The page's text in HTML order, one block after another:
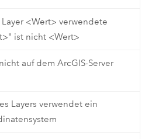
<Wert> verwendete
ist nicht <Wert>
auf dem ArcGIS-Server
Layers verwendet ein